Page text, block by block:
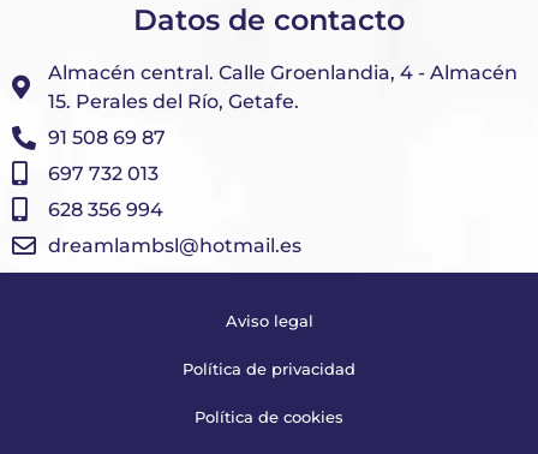
Datos de contacto
Almacén central. Calle Groenlandia, 4 - Almacén
15. Perales del Río, Getafe.
91 508 69 87
697 732 013
628 356 994
dreamlambsl@hotmail.es
Aviso legal
Política de privacidad
Política de cookies